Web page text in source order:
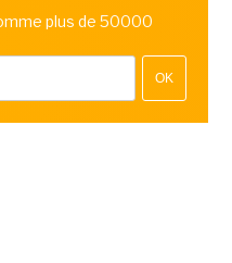
plus de 50000
OK